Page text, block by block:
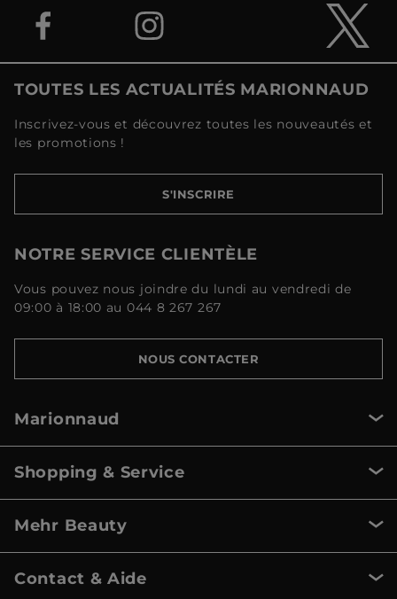
TOUTES LES ACTUALITÉS MARIONNAUD
Inscrivez-vous et découvrez toutes les nouveautés et
les promotions !
S'INSCRIRE
NOTRE SERVICE CLIENTÈLE
Vous pouvez nous joindre du lundi au vendredi de
09:00 à 18:00 au 044 8 267 267
NOUS CONTACTER
Marionnaud
Shopping & Service
Mehr Beauty
Contact & Aide